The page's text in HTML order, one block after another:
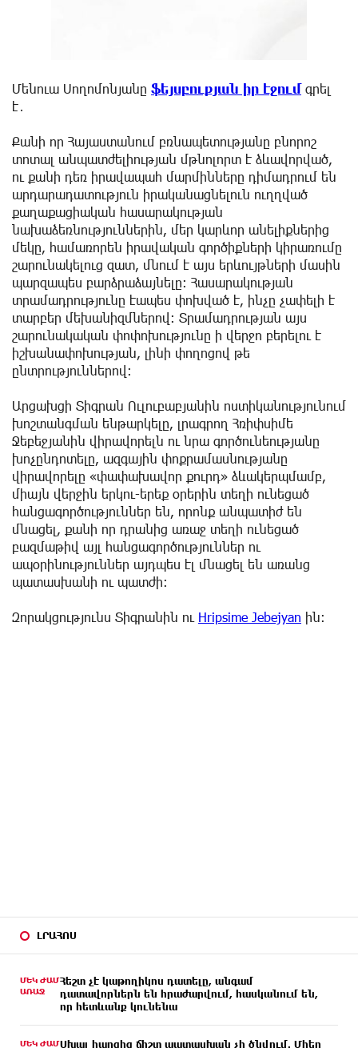
ԼՐԱՀՈՍ
ՄԵԿ ԺԱՄ
ԱՌԱՋ
Հեշտ չէ կաթողիկոս դատելը, անգամ
դատավորներն են հրաժարվում, հասկանում են,
որ հետևանք կունենա
ՄԵԿ ԺԱՄՍխալ հարցից ճիշտ պատասխան չի ծնվում. Մհեր
Մենուա Սողոմոնյանը ֆեյսբուքյան իր էջումգրել
է․
Քանի որ Հայաստանում բռնապետությանը բնորոշ
տոտալ անպատժելիության մթնոլորտ է ձևավորված,
ու քանի դեռ իրավապահ մարմինները դիմադրում են
արդարադատություն իրականացնելուն ուղղված
քաղաքացիական հասարակության
նախաձեռնություններին, մեր կարևոր անելիքներից
մեկը, համառորեն իրավական գործիքների կիրառումը
շարունակելուց զատ, մնում է այս երևույթների մասին
պարզապես բարձրաձայնելը։ Հասարակության
տրամադրությունը էապես փոխված է, ինչը չափելի է
տարբեր մեխանիզմներով։ Տրամադրության այս
շարունակական փոփոխությունը ի վերջո բերելու է
իշխանափոխության, լինի փողոցով թե
ընտրություններով։
Արցախցի Տիգրան Ուլուբաբյանին ոստիկանությունում
խոշտանգման ենթարկելը, լրագրող Հռիփսիմե
Ջեբեջյանին վիրավորելն ու նրա գործունեությանը
խոչընդոտելը, ազգային փոքրամասնությանը
վիրավորելը «փափախավոր քուրդ» ձևակերպմամբ,
միայն վերջին երկու-երեք օրերին տեղի ունեցած
հանցագործություններ են, որոնք անպատիժ են
մնացել, քանի որ դրանից առաջ տեղի ունեցած
բազմաթիվ այլ հանցագործություններ ու
ապօրինություններ այդպես էլ մնացել են առանց
պատասխանի ու պատժի։
Զորակցությունս Տիգրանին ու Hripsime Jebejyan ին։